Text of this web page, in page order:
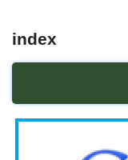
index